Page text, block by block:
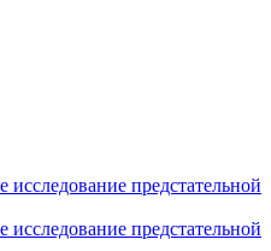
исследование предстательной
исследование предстательной